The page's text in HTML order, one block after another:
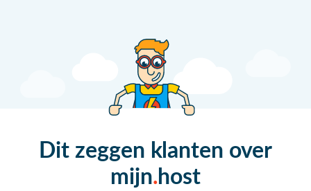
Dit zeggen klanten over
mijn host